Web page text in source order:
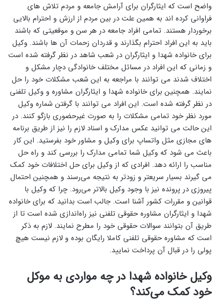
واضح است که ایثارگران برای آرامش جامعه و مردم تلاش ‌های
فراوانی کرده ‌اند به همین علت در بین مردم از ارزش و احترام بالایی
برخوردار هستند. تمامی افراد جامعه در هر سن و موقعیتی که باشند
باید به این افراد احترام بگذارند و قدردان زحمات آن ها باشند. وکیل
برای خانواده شهدا و ایثارگران در شعب شاهد در نظر گرفته شده است
و زمانی که این افراد در مسائل مختلف خانوادگی دچار مشکل و
اختلاف شدند می‌ توانند با مراجعه به این شعب مشکلات خود را حل
نمایند. همچنین برای خانواده شهدا و ایثارگران مشاوره و وکیل تلفنی
در نظر گرفته شده ‌است. این افراد می ‌توانند با گرفتن شماره وکیل
مورد نظر خود تمامی مشکلات را به صورت غیرحضوری بازگو کنند. در
این حالت می توانید عکس مدارک و اسناد لازم را نیز از طریق برنامه
‌های مجازی مثل واتساپ برای وکیل و مشاور خود بفرستید. این کار
باعث می‌ شود که وکیل شما تمامی مدارک را بررسی کند و راه‌ حل
مناسب را ارائه دهد. افرادی که از وکیل برای حل اختلافات خود کمک
می‌ گیرند بسیار سریعتر و زودتر به نتیجه می‌رسند و همچنین احتمال
پیروزی در پرونده نیز با وجود وکیل بالاتر می‌رود. چرا که وکیل با
قوانین و مقررات کشور آشنا است. جالب است بدانید که برای خانواده
شهدا و ایثارگران مشاوره حقوقی تلفنی نیز راه‌اندازی شده است تا از
طریق آن بتوانند سوالات حقوقی خود را مطرح نمایند. لازم به ذکر
است که مشاوره حقوقی تلفنی کاملا رایگان بوده و لازم نیست هیچ
پولی را در قبال آن پرداخت نمایید.
وکیل خانواده شهدا در چه مواردی به موکل
خود کمک می‌کند؟